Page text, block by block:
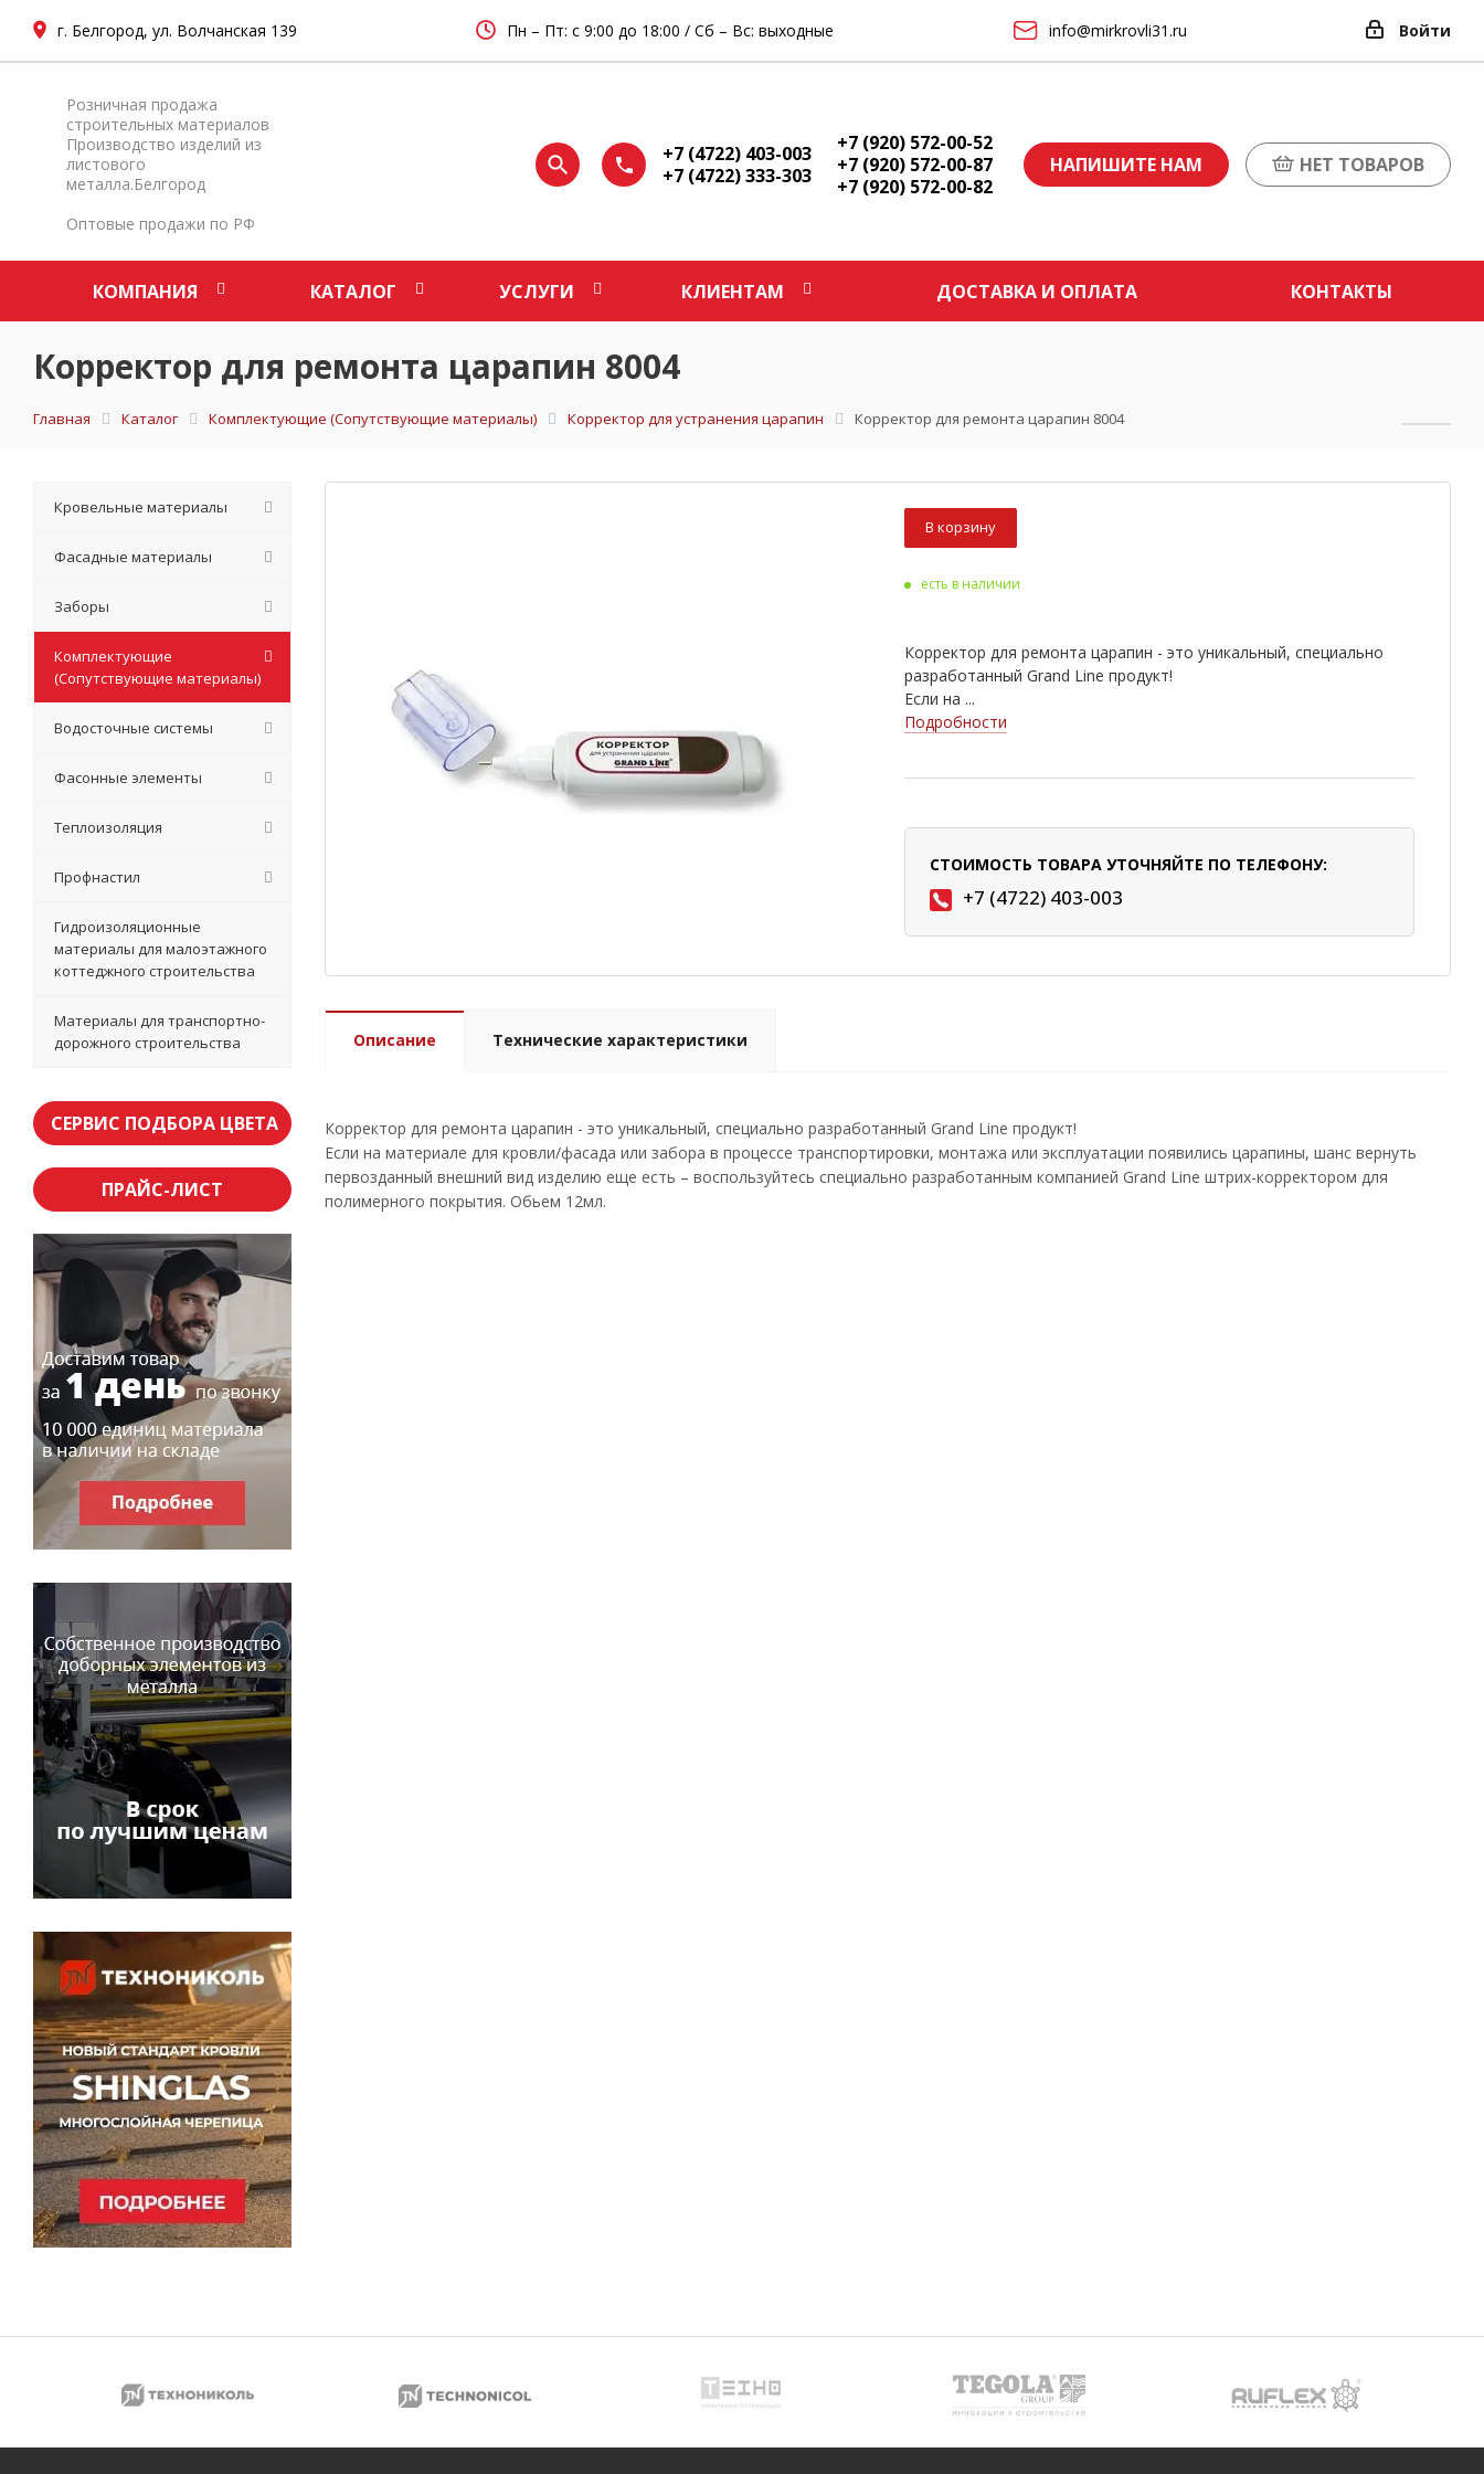
г. Белгород, ул. Волчанская 139 Пн – Пт: с 9:00 до 18:00 / Сб – Вс: выходные info@mirkrovli31.ru Войти
Розничная продажа
строительных материалов
Производство изделий из
листового
металла.Белгород
Оптовые продажи по РФ
+7 (4722) 403-003
+7 (4722) 333-303
+7 (920) 572-00-52
+7 (920) 572-00-87
+7 (920) 572-00-82
НАПИШИТЕ НАМ НЕТ ТОВАРОВ
КОМПАНИЯ КАТАЛОГ УСЛУГИ КЛИЕНТАМ ДОСТАВКА И ОПЛАТА КОНТАКТЫ
Корректор для ремонта царапин 8004
Главная Каталог Комплектующие (Сопутствующие материалы) Корректор для устранения царапин Корректор для ремонта царапин 8004
В корзину
есть в наличии
Корректор для ремонта царапин - это уникальный, специально
разработанный Grand Line продукт!
Если на ...
Подробности
СТОИМОСТЬ ТОВАРА УТОЧНЯЙТЕ ПО ТЕЛЕФОНУ:
+7 (4722) 403-003
Описание Технические характеристики
Корректор для ремонта царапин - это уникальный, специально разработанный Grand Line продукт!
Если на материале для кровли/фасада или забора в процессе транспортировки, монтажа или эксплуатации появились царапины, шанс вернуть
первозданный внешний вид изделию еще есть – воспользуйтесь специально разработанным компанией Grand Line штрих-корректором для
полимерного покрытия. Обьем 12мл.
Кровельные материалы
Фасадные материалы
Заборы
Комплектующие
(Сопутствующие материалы)
Водосточные системы
Фасонные элементы
Теплоизоляция
Профнастил
Гидроизоляционные
материалы для малоэтажного
коттеджного строительства
Материалы для транспортно-
дорожного строительства
СЕРВИС ПОДБОРА ЦВЕТА
ПРАЙС-ЛИСТ